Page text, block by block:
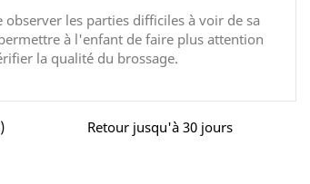
les parties difficiles à voir de sa
à l'enfant de faire plus attention
la qualité du brossage.
Retour jusqu'à 30 jours